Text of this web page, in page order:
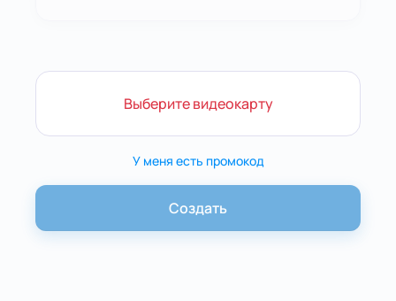
Выберите видеокарту
У меня есть промокод
Создать